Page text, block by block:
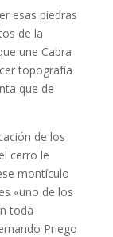
esas piedras
de la
une Cabra
topografía
que de
de los
cerro le
montículo
«uno de los
toda
Priego